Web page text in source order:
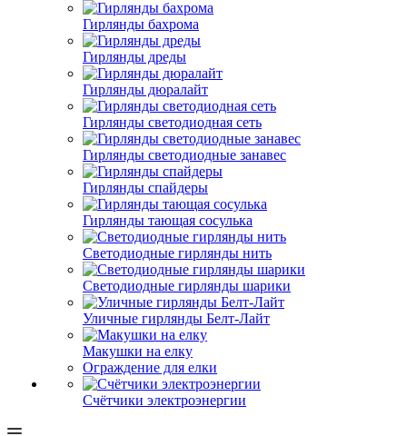
Гирлянды бахрома
Гирлянды дреды
Гирлянды дюралайт
Гирлянды светодиодная сеть
Гирлянды светодиодные занавес
Гирлянды спайдеры
Гирлянды тающая сосулька
Светодиодные гирлянды нить
Светодиодные гирлянды шарики
Уличные гирлянды Белт-Лайт
Макушки на елку
Ограждение для елки
Счётчики электроэнергии